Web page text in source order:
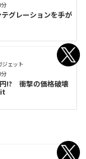
グレーションを手が
ジェット
!? 衝撃の価格破壊